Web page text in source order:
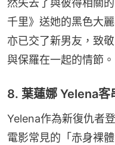
然失去了與彼得相關
千里》送她的黑色大
亦已交了新男友，致
與保羅在一起的情節。
8. 葉蓮娜 Yelena客
Yelena作為新復仇者
電影常見的「赤身裸